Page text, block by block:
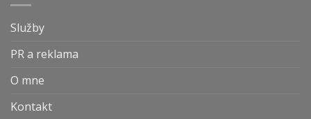
Služby
PR a reklama
O mne
Kontakt